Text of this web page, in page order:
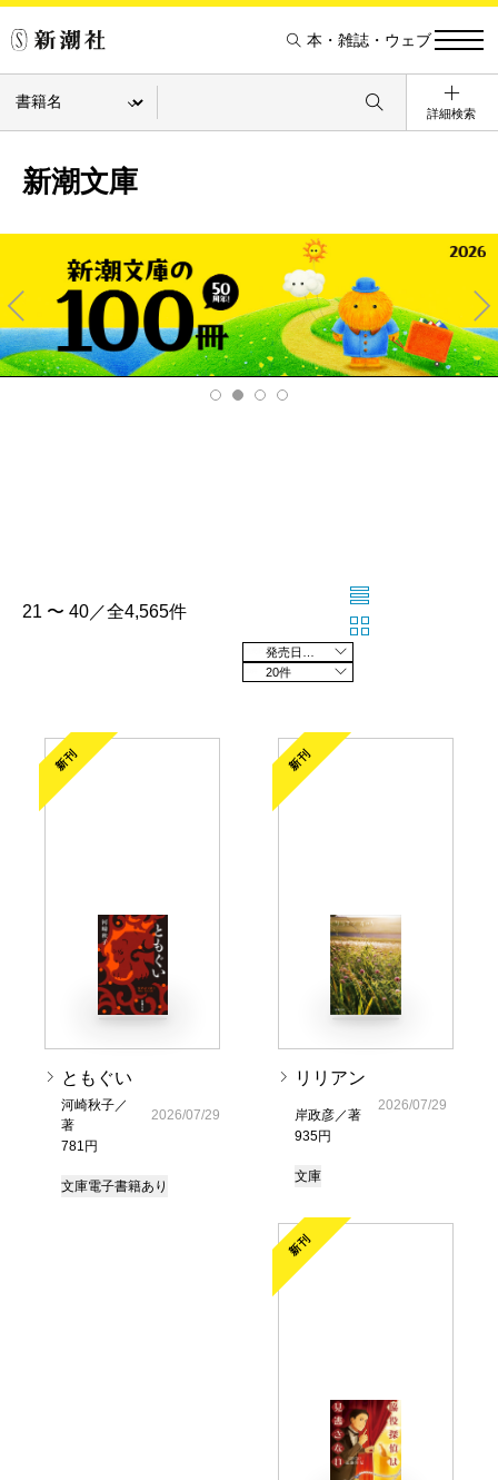
本・雑誌・ウェブ
詳細検索
新潮文庫
Pre
v
Ne
xt
21 〜 40／全4,565件
20件
新刊
ともぐい
河崎秋子／
著
781円
2026/07/29
文庫電子書籍あり
新刊
リリアン
岸政彦／著
935円
2026/07/29
文庫
新刊